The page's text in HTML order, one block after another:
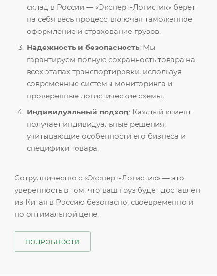
склад в России — «Эксперт-Логистик» берет
на себя весь процесс, включая таможенное
оформление и страхование грузов.
Надежность и безопасность: Мы
гарантируем полную сохранность товара на
всех этапах транспортировки, используя
современные системы мониторинга и
проверенные логистические схемы.
Индивидуальный подход: Каждый клиент
получает индивидуальные решения,
учитывающие особенности его бизнеса и
специфики товара.
Сотрудничество с «Эксперт-Логистик» — это
уверенность в том, что ваш груз будет доставлен
из Китая в Россию безопасно, своевременно и
по оптимальной цене.
ПОДРОБНОСТИ